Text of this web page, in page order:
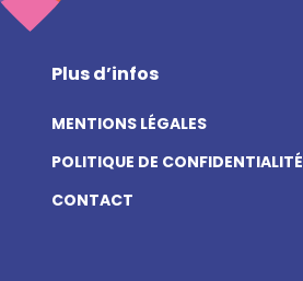
Plus d’infos
MENTIONS LÉGALES
POLITIQUE DE CONFIDENTIALITÉ
CONTACT